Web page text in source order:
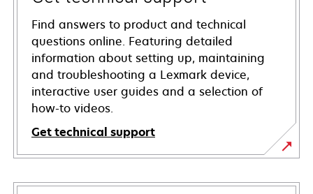
Find answers to product and technical
questions online. Featuring detailed
information about setting up, maintaining
and troubleshooting a Lexmark device,
interactive user guides and a selection of
how-to videos.
Get technical support
opens
in